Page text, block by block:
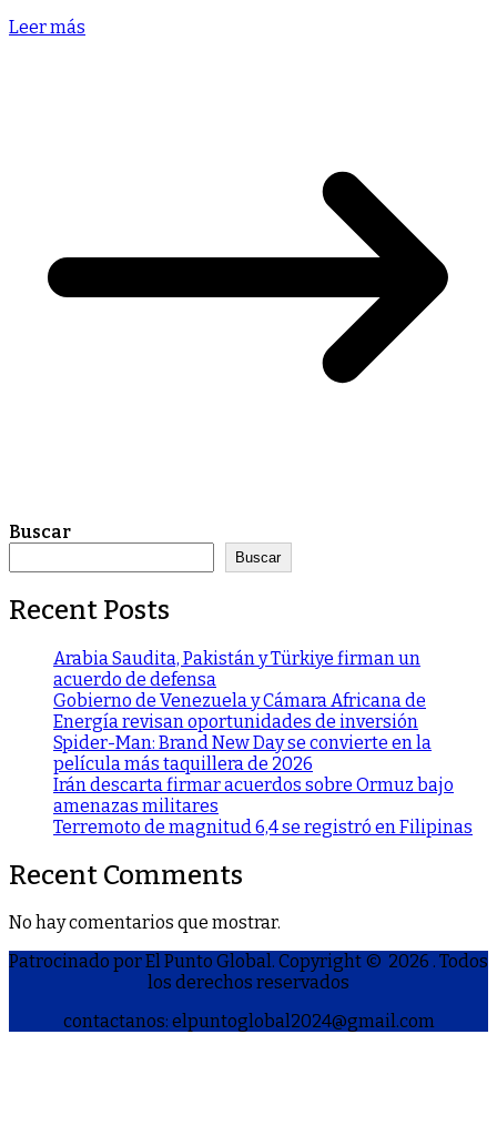
Leer más
Buscar
Buscar
Recent Posts
Arabia Saudita, Pakistán y Türkiye firman un
acuerdo de defensa
Gobierno de Venezuela y Cámara Africana de
Energía revisan oportunidades de inversión
Spider-Man: Brand New Day se convierte en la
película más taquillera de 2026
Irán descarta firmar acuerdos sobre Ormuz bajo
amenazas militares
Terremoto de magnitud 6,4 se registró en Filipinas
Recent Comments
No hay comentarios que mostrar.
Patrocinado por El Punto Global. Copyright © 2026 . Todos
los derechos reservados
contactanos: elpuntoglobal2024@gmail.com